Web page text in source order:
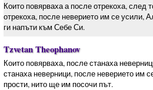
Които повярваха а после отрекоха, след
отрекоха, после неверието им се усили,
ги напъти към Себе Си.
Tzvetan Theophanov
Които повярваха, после станаха
станаха неверници, после неверието им
прости, нито ще им посочи път.